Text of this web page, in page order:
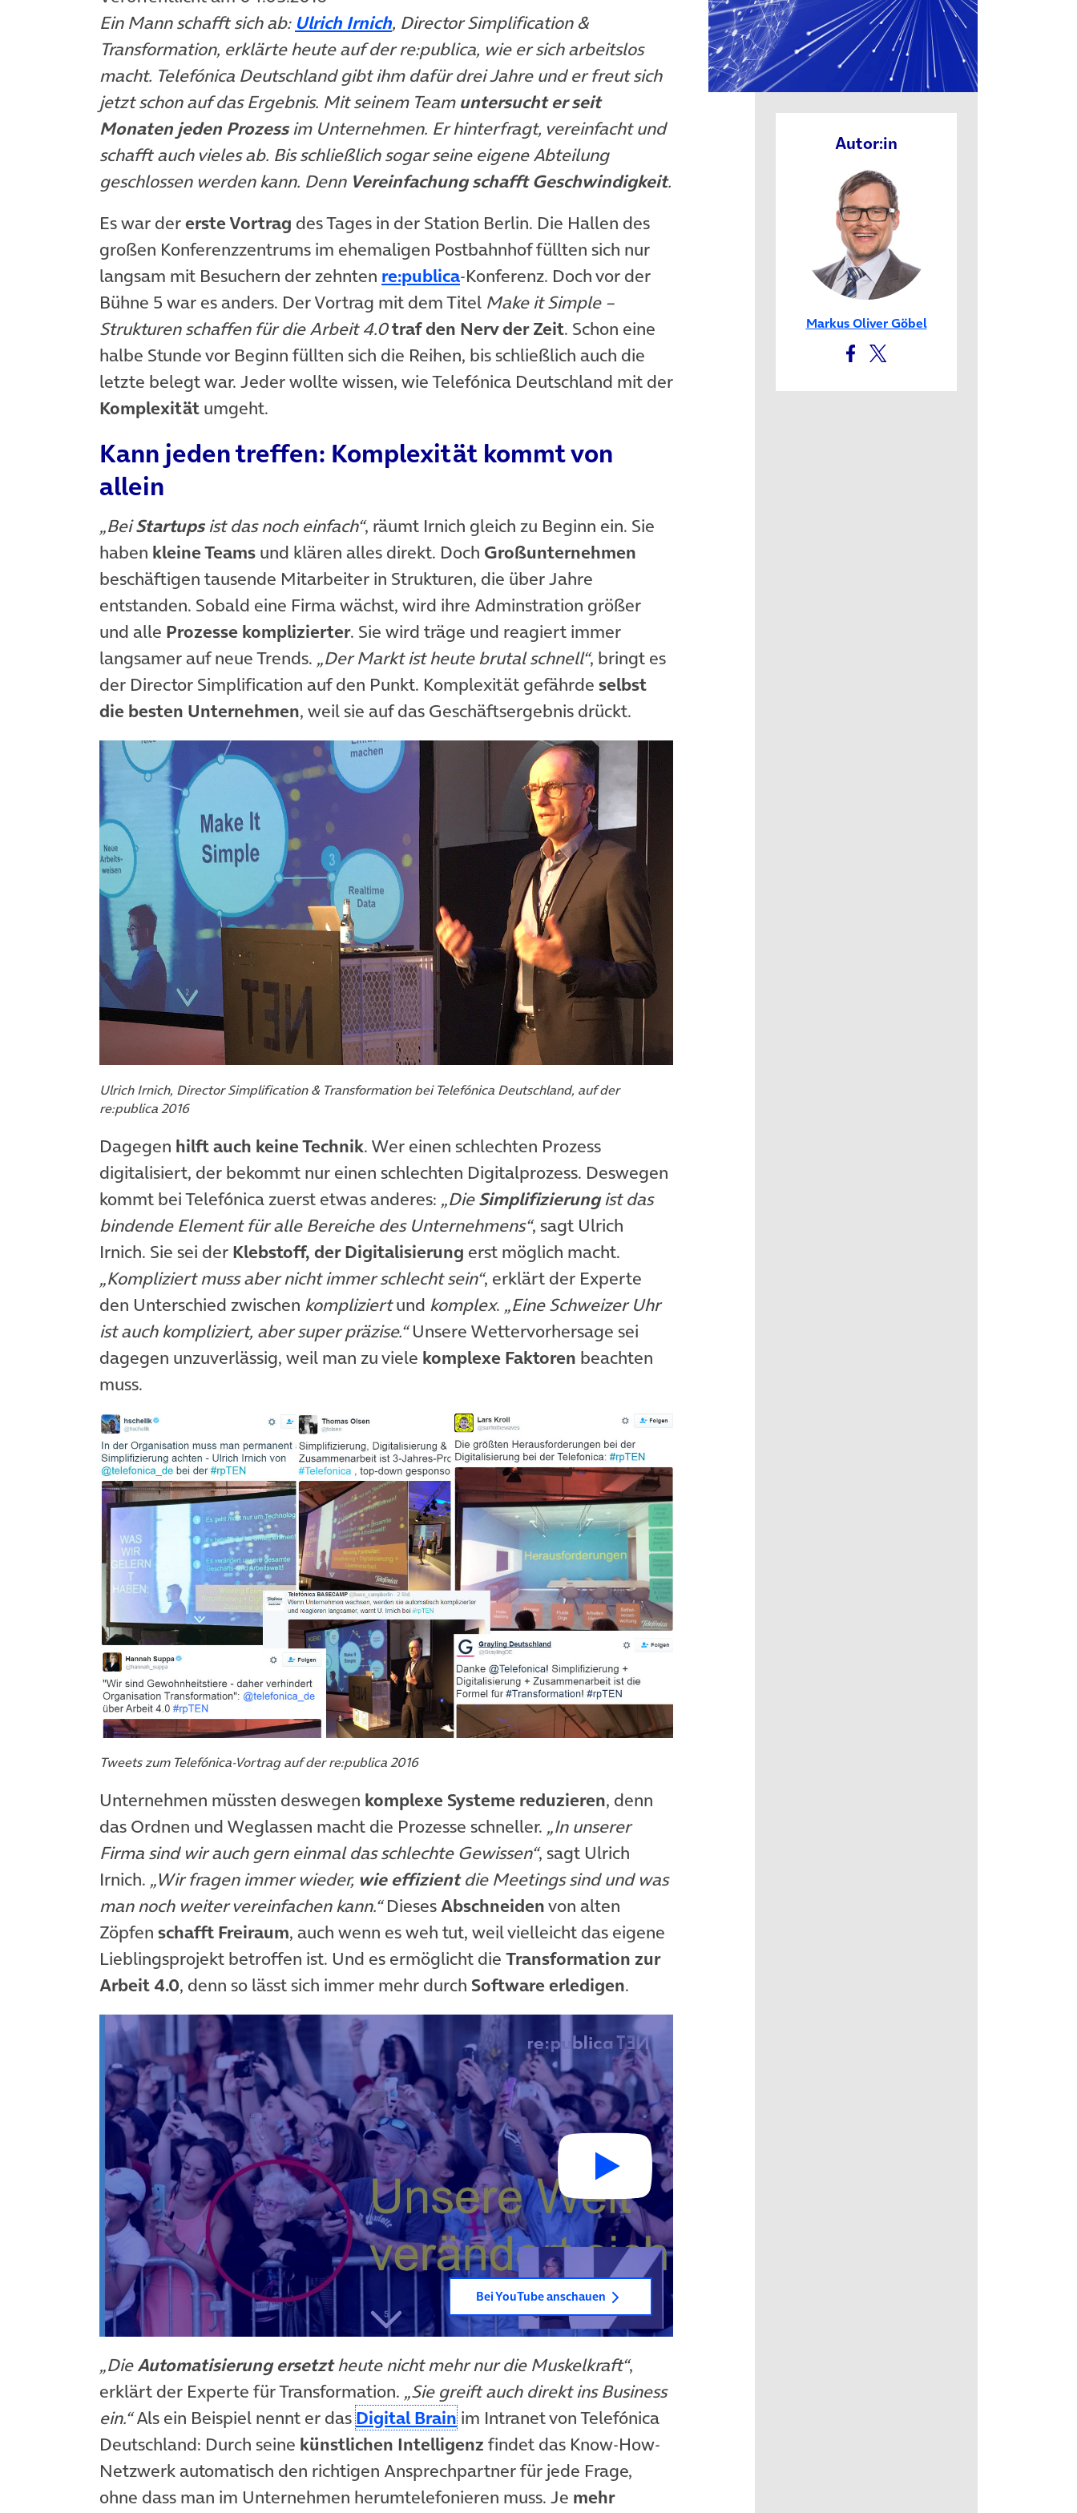
Ein Mann schafft sich ab: Ulrich Irnich(öffnet in neuem Tab)
, Director Simplification &
Transformation, erklärte heute auf der re:publica, wie er sich arbeitslos
macht. Telefónica Deutschland gibt ihm dafür drei Jahre und er freut sich
jetzt schon auf das Ergebnis. Mit seinem Team untersucht er seit
Monaten jeden Prozessim Unternehmen. Er hinterfragt, vereinfacht und
schafft auch vieles ab. Bis schließlich sogar seine eigene Abteilung
geschlossen werden kann. Denn Vereinfachung schafft Geschwindigkeit.
Es war dererste Vortrag des Tages in der Station Berlin. Die Hallen des
großen Konferenzzentrums im ehemaligen Postbahnhof füllten sich nur
langsam mit Besuchern der zehnten re:publica(öffnet in neuem Tab)
-Konferenz. Doch vor der
Bühne 5 war es anders. Der Vortrag mit dem Titel Make it Simple –
Strukturen schaffen für die Arbeit 4.0traf den Nerv der Zeit. Schon eine
halbe Stunde vor Beginn füllten sich die Reihen, bis schließlich auch die
letzte belegt war. Jeder wollte wissen, wie Telefónica Deutschland mit der
Komplexität umgeht.
Kann jeden treffen: Komplexität kommt von
allein
„BeiStartupsist das noch einfach“, räumt Irnich gleich zu Beginn ein. Sie
haben kleine Teams und klären alles direkt. Doch Großunternehmen
beschäftigen tausende Mitarbeiter in Strukturen, die über Jahre
entstanden. Sobald eine Firma wächst, wird ihre Adminstration größer
und alle Prozesse komplizierter. Sie wird träge und reagiert immer
langsamer auf neue Trends. „Der Markt ist heute brutal schnell“, bringt es
der Director Simplification auf den Punkt. Komplexität gefährde selbst
die besten Unternehmen, weil sie auf das Geschäftsergebnis drückt.
Ulrich Irnich, Director Simplification & Transformation bei Telefónica Deutschland, auf der
re:publica 2016
Dagegen hilft auch keine Technik. Wer einen schlechten Prozess
digitalisiert, der bekommt nur einen schlechten Digitalprozess. Deswegen
kommt bei Telefónica zuerst etwas anderes: „DieSimplifizierungist das
bindende Element für alle Bereiche des Unternehmens“, sagt Ulrich
Irnich. Sie sei der Klebstoff, der Digitalisierung erst möglich macht.
„Kompliziert muss aber nicht immer schlecht sein“, erklärt der Experte
den Unterschied zwischen kompliziertund komplex. „Eine Schweizer Uhr
ist auch kompliziert, aber super präzise.“Unsere Wettervorhersage sei
dagegen unzuverlässig, weil man zu viele komplexe Faktoren beachten
muss.
Tweets zum Telefónica-Vortrag auf der re:publica 2016
Unternehmen müssten deswegen komplexe Systeme reduzieren, denn
das Ordnen und Weglassen macht die Prozesse schneller. „In unserer
Firma sind wir auch gern einmal das schlechte Gewissen“, sagt Ulrich
Irnich. „Wir fragen immer wieder, wie effizientdie Meetings sind und was
man noch weiter vereinfachen kann.“DiesesAbschneidenvon alten
Zöpfen schafft Freiraum, auch wenn es weh tut, weil vielleicht das eigene
Lieblingsprojekt betroffen ist. Und es ermöglicht die Transformation zur
Arbeit 4.0, denn so lässt sich immer mehr durch Software erledigen.
Bei YouTube anschauen
„DieAutomatisierung ersetztheute nicht mehr nur die Muskelkraft“,
erklärt der Experte für Transformation. „Sie greift auch direkt ins Business
ein.“Als ein Beispiel nennt er dasDigital Brain(öffnet in neuem Tab)
im Intranet von Telefónica
Deutschland: Durch seine künstlichen Intelligenz findet das Know-How-
Netzwerk automatisch den richtigen Ansprechpartner für jede Frage,
ohne dass man im Unternehmen herumtelefonieren muss. Je mehr
Autor:in
Markus Oliver Göbel